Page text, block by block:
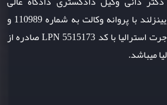
استرالیا و دیوان عالی کویینزلند با پروانه وکالت به شماره 110989 و
همچنین وکیل رسمی مهاجرت استرالیا با کد LPN 5515173 صادره از
میباشد.